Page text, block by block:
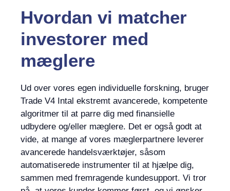
Hvordan vi matcher
investorer med
mæglere
Ud over vores egen individuelle forskning, bruger
Trade V4 Intal ekstremt avancerede, kompetente
algoritmer til at parre dig med finansielle
udbydere og/eller mæglere. Det er også godt at
vide, at mange af vores mæglerpartnere leverer
avancerede handelsværktøjer, såsom
automatiserede instrumenter til at hjælpe dig,
sammen med fremragende kundesupport. Vi tror